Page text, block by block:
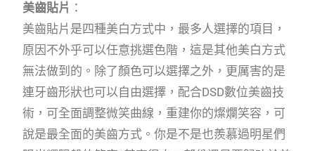
美齒貼片 ：
美齒貼片是四種美白方式中，最多人選擇的項目，
原因不外乎可以任意挑選色階，這是其他美白方式
無法做到的。除了顏色可以選擇之外，更厲害的是
連牙齒形狀也可以自由選擇，配合DSD數位美齒技
術，可全面調整微笑曲線，重建你的燦爛笑容，可
說是最全面的美齒方式。你是不是也羨慕過明星們